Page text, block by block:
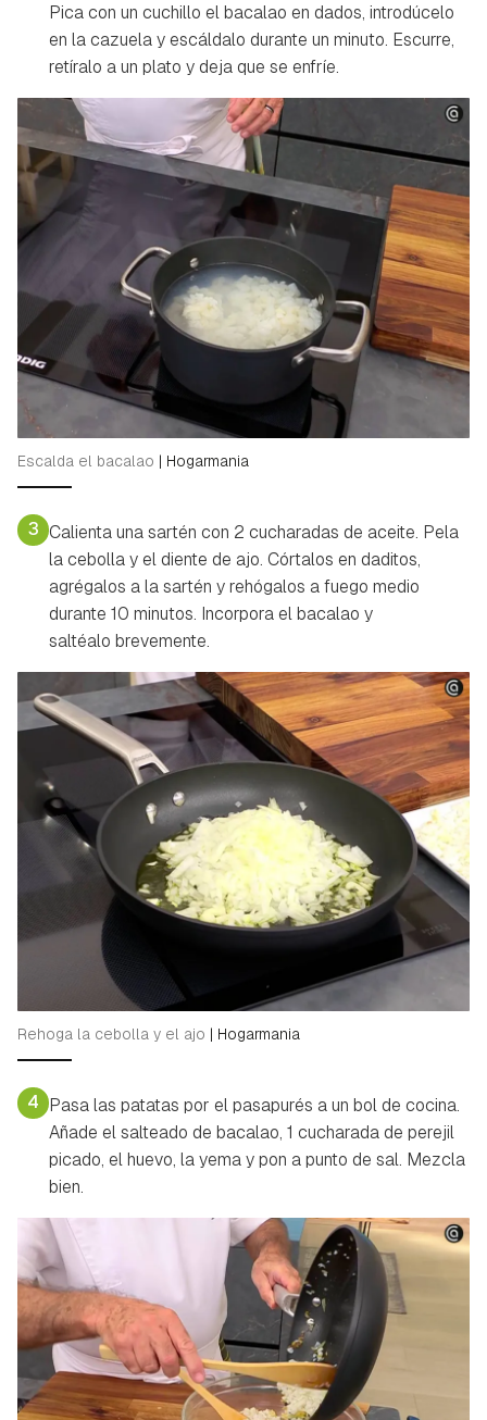
Pica con un cuchillo el bacalao en dados, introdúcelo
en la cazuela y escáldalo durante un minuto. Escurre,
retíralo a un plato y deja que se enfríe.
Escalda el bacalao | Hogarmania
3 Calienta una sartén con 2 cucharadas de aceite. Pela
la cebolla y el diente de ajo. Córtalos en daditos,
agrégalos a la sartén y rehógalos a fuego medio
durante 10 minutos. Incorpora el bacalao y
saltéalo brevemente.
Rehoga la cebolla y el ajo | Hogarmania
4 Pasa las patatas por el pasapurés a un bol de cocina.
Añade el salteado de bacalao, 1 cucharada de perejil
picado, el huevo, la yema y pon a punto de sal. Mezcla
bien.